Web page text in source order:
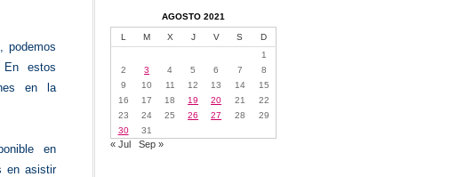
podemos
estos
en la
en
en asistir
AGOSTO 2021
L M X J V S
D
1
2
3 4 5 6 7
8
9
10 11 12 13 14
15
16
17 18 19 20 21
22
23
24 25 26 27 28
29
30
31
« Jul Sep »